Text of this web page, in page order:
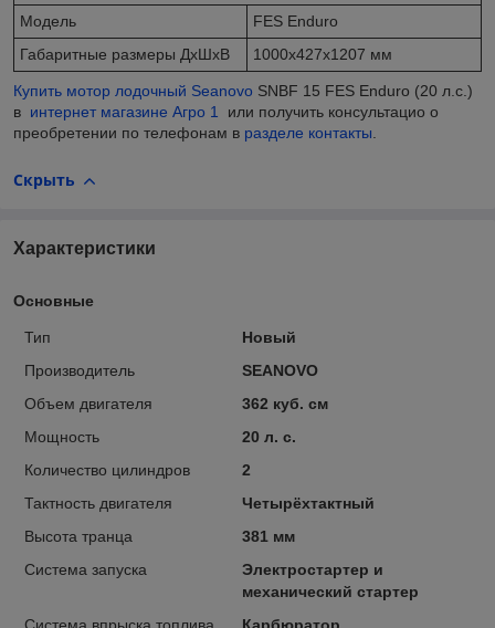
Модель
FES Enduro
Габаритные размеры ДхШхВ
1000x427x1207 мм
Купить мотор лодочный Seanovo SNBF 15 FES Enduro (20 л.с.)
в интернет магазине Агро 1 или получить консультацио о
преобретении по телефонам в разделе контакты.
Скрыть
Характеристики
Основные
Тип
Новый
Производитель
SEANOVO
Объем двигателя
362 куб. см
Мощность
20 л. с.
Количество цилиндров
2
Тактность двигателя
Четырёхтактный
Высота транца
381 мм
Система запуска
Электростартер и
механический стартер
Система впрыска топлива
Карбюратор